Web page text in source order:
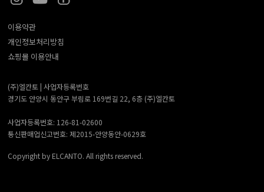
이용약관
개인정보처리방침
쇼핑몰 이용안내
(주)엘칸토 | 사업자등록번호
경기도 안양시 동안구 부림로 169번길 22, 6층 (주)엘칸토
사업자등록번호: 126-81-02600
통신판매업신고번호: 제2015-안양동안-0629호
Copyright by ELCANTO. All rights reserved.